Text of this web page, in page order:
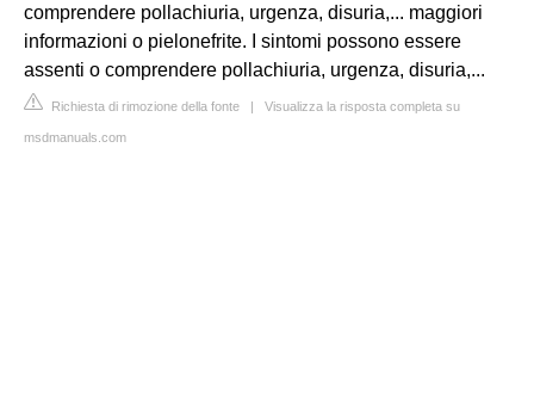
comprendere pollachiuria, urgenza, disuria,... maggiori
informazioni o pielonefrite. I sintomi possono essere
assenti o comprendere pollachiuria, urgenza, disuria,...
Richiesta di rimozione della fonte | Visualizza la risposta completa su
msdmanuals.com